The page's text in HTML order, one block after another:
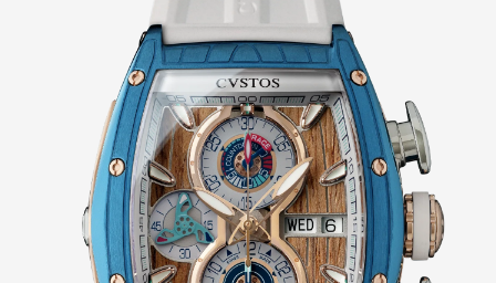
STORYTECHNOLOGYSHOP